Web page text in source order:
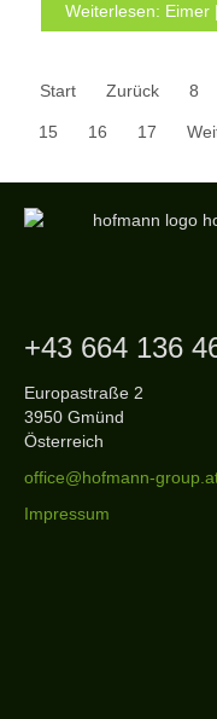
Weiterlesen: Eimer
Start Zurück 8
15 16 17
+43 664 136
Europastraße 2
3950 Gmünd
Österreich
office@hofmann-
Impressum